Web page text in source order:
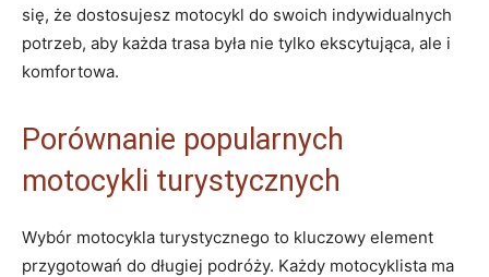
się, że dostosujesz motocykl do swoich indywidualnych
potrzeb, aby każda trasa była nie tylko ekscytująca, ale i
komfortowa.
Porównanie popularnych
motocykli turystycznych
Wybór motocykla turystycznego to kluczowy element
przygotowań do długiej podróży. Każdy motocyklista ma